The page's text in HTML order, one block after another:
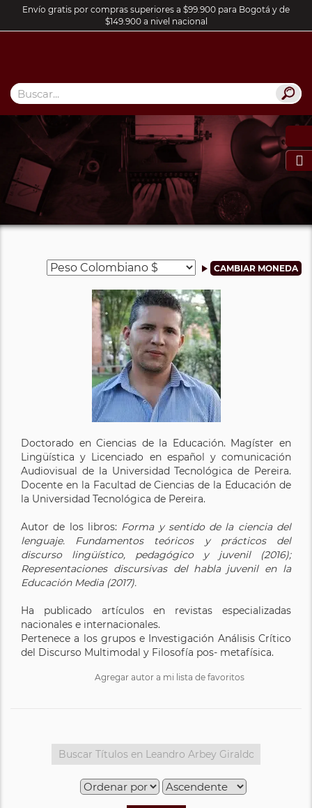
Envío gratis por compras superiores a $99.900 para Bogotá y de
$149.900 a nivel nacional

Doctorado en Ciencias de la Educación. Magíster en
Lingüística y Licenciado en español y comunicación
Audiovisual de la Universidad Tecnológica de Pereira.
Docente en la Facultad de Ciencias de la Educación de
la Universidad Tecnológica de Pereira.
Autor de los libros: Forma y sentido de la ciencia del
lenguaje. Fundamentos teóricos y prácticos del
discurso lingüístico, pedagógico y juvenil (2016);
Representaciones discursivas del habla juvenil en la
Educación Media (2017).
Ha publicado artículos en revistas especializadas
nacionales e internacionales.
Pertenece a los grupos e Investigación Análisis Crítico
del Discurso Multimodal y Filosofía pos- metafísica.
Agregar autor a mi lista de favoritos